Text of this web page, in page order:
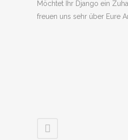
Möchtet Ihr Django ein
freuen uns sehr über Eure